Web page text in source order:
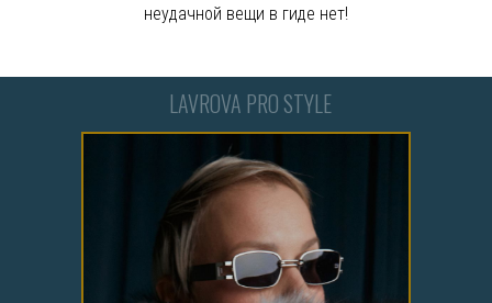
неудачной вещи в гиде нет!
LAVROVA PRO STYLE